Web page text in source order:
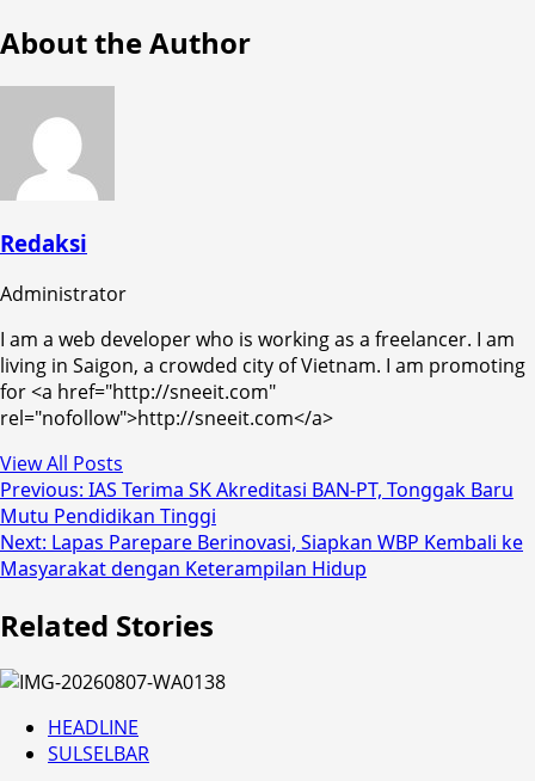
About the Author
Redaksi
Administrator
I am a web developer who is working as a freelancer. I am
living in Saigon, a crowded city of Vietnam. I am promoting
for <a href="http://sneeit.com"
rel="nofollow">http://sneeit.com</a>
View All Posts
Post
navigation
Previous: IAS Terima SK Akreditasi BAN-PT, Tonggak Baru
Mutu Pendidikan Tinggi
Next: Lapas Parepare Berinovasi, Siapkan WBP Kembali ke
Masyarakat dengan Keterampilan Hidup
Related Stories
HEADLINE
SULSELBAR